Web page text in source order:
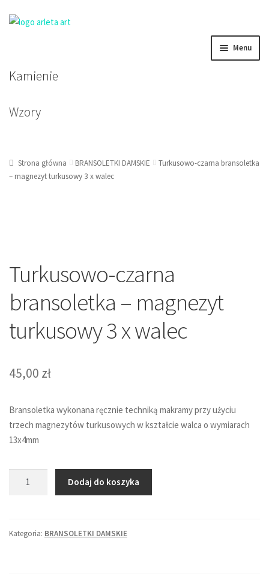
nawigacji
treści
Menu
BRANSOLETKI DAMSKIE
BRANSOLETKI MĘSKIE
KOLCZYKI
Kamienie
Wzory
Strona główna BRANSOLETKI DAMSKIE
Turkusowo-czarna bransoletka
– magnezyt turkusowy 3 x walec
Turkusowo-czarna
bransoletka – magnezyt
turkusowy 3 x walec
45,00 zł
Bransoletka wykonana ręcznie techniką makramy przy użyciu
trzech magnezytów turkusowych w kształcie walca o wymiarach
13x4mm
-
Dodaj do koszyka
Kategoria: BRANSOLETKI DAMSKIE